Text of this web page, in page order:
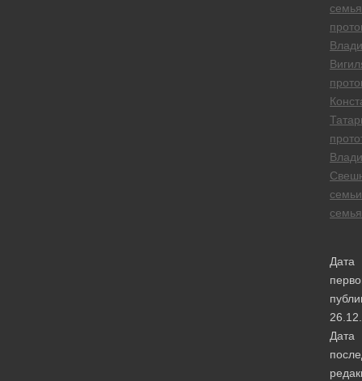
семья
семьи
семья
Дата
Дата